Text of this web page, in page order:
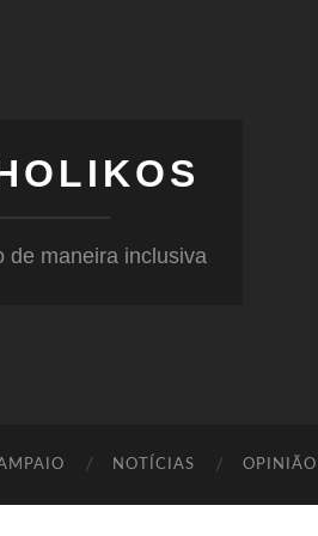
de maneira inclusiva
NOTÍCIAS OPINIÃO